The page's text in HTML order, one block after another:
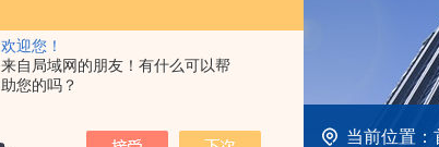
欢迎您！
来自局域网的朋友！有什么可以帮
助您的吗？
当前位置：